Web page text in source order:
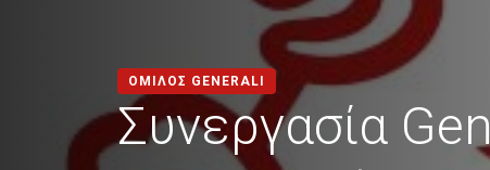
ΟΜΙΛΟΣ GENERALI
Συνεργασία